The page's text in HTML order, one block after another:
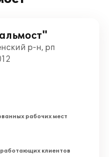
р-н, рп
рабочих мест
клиентов